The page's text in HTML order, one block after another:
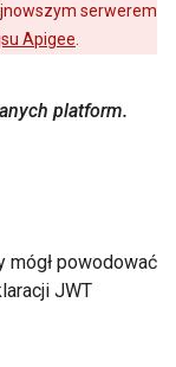
serwerem
Apigee
platform.
mógł powodować
JWT